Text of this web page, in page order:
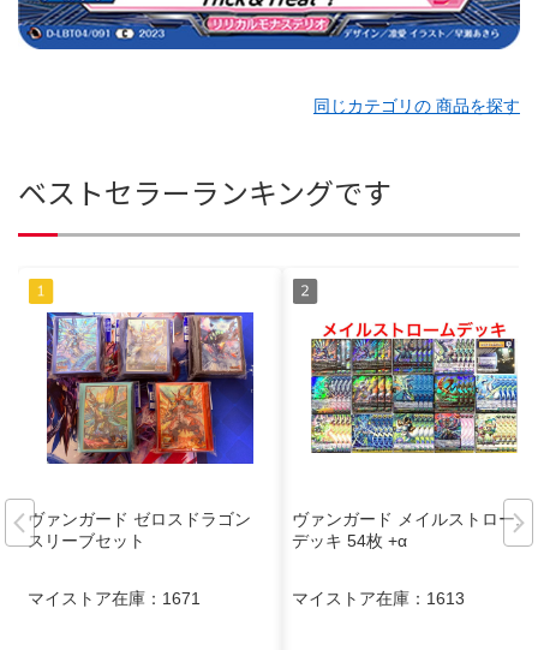
同じカテゴリの 商品を探す
ベストセラーランキングです
ヴァンガード ゼロスドラゴン
スリーブセット
マイストア在庫： 1671
ヴァンガード メイルストローム
デッキ 54枚 +α
マイストア在庫： 1613